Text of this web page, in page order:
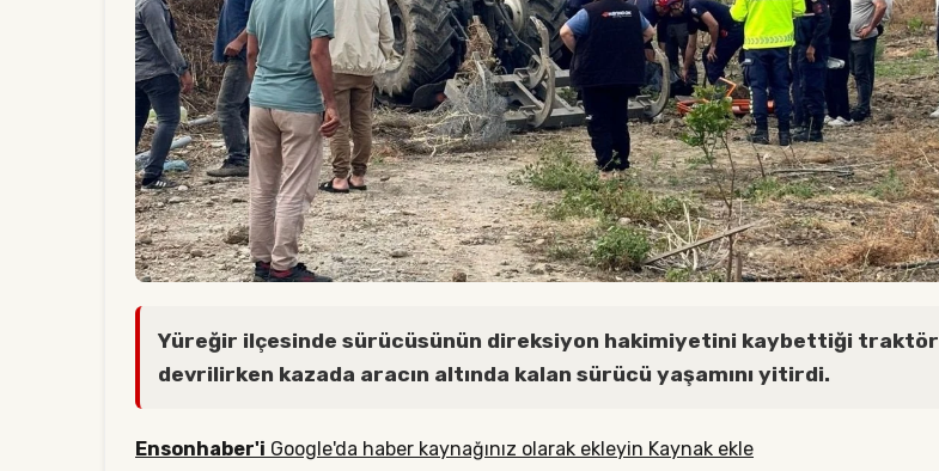
Yüreğir ilçesinde sürücüsünün direksiyon hakimiyetini kaybettiği traktör
devrilirken kazada aracın altında kalan sürücü yaşamını yitirdi.
Ensonhaber'i Google'da haber kaynağınız olarak ekleyin Kaynak ekle